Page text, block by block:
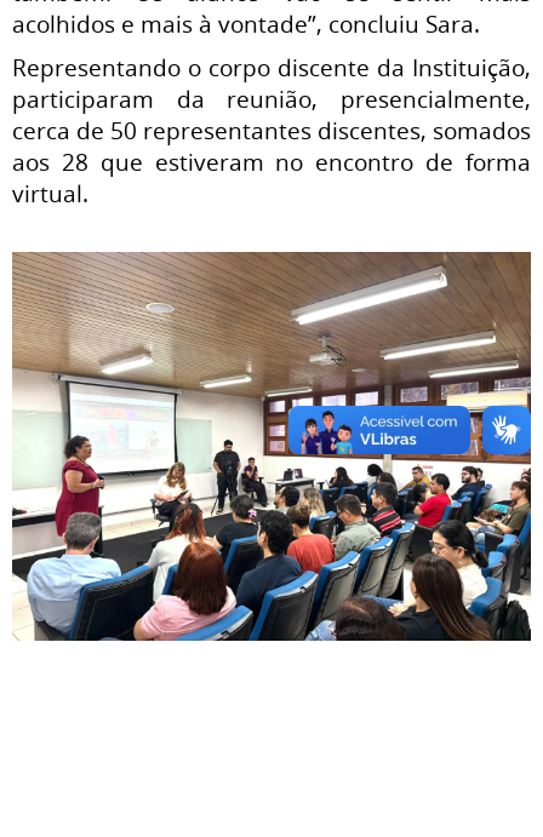
acolhidos e mais à vontade”, concluiu Sara.
Representando o corpo discente da Instituição,
participaram da reunião, presencialmente,
cerca de 50 representantes discentes, somados
aos 28 que estiveram no encontro de forma
virtual.